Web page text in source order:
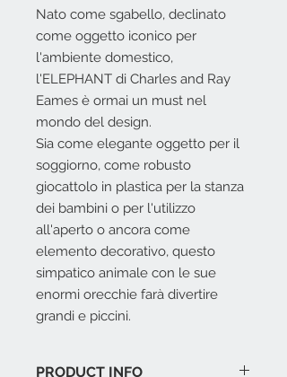
Nato come sgabello, declinato
come oggetto iconico per
l'ambiente domestico,
l'ELEPHANT di Charles and Ray
Eames è ormai un must nel
mondo del design.
Sia come elegante oggetto per il
soggiorno, come robusto
giocattolo in plastica per la stanza
dei bambini o per l'utilizzo
all'aperto o ancora come
elemento decorativo, questo
simpatico animale con le sue
enormi orecchie farà divertire
grandi e piccini.
PRODUCT INFO